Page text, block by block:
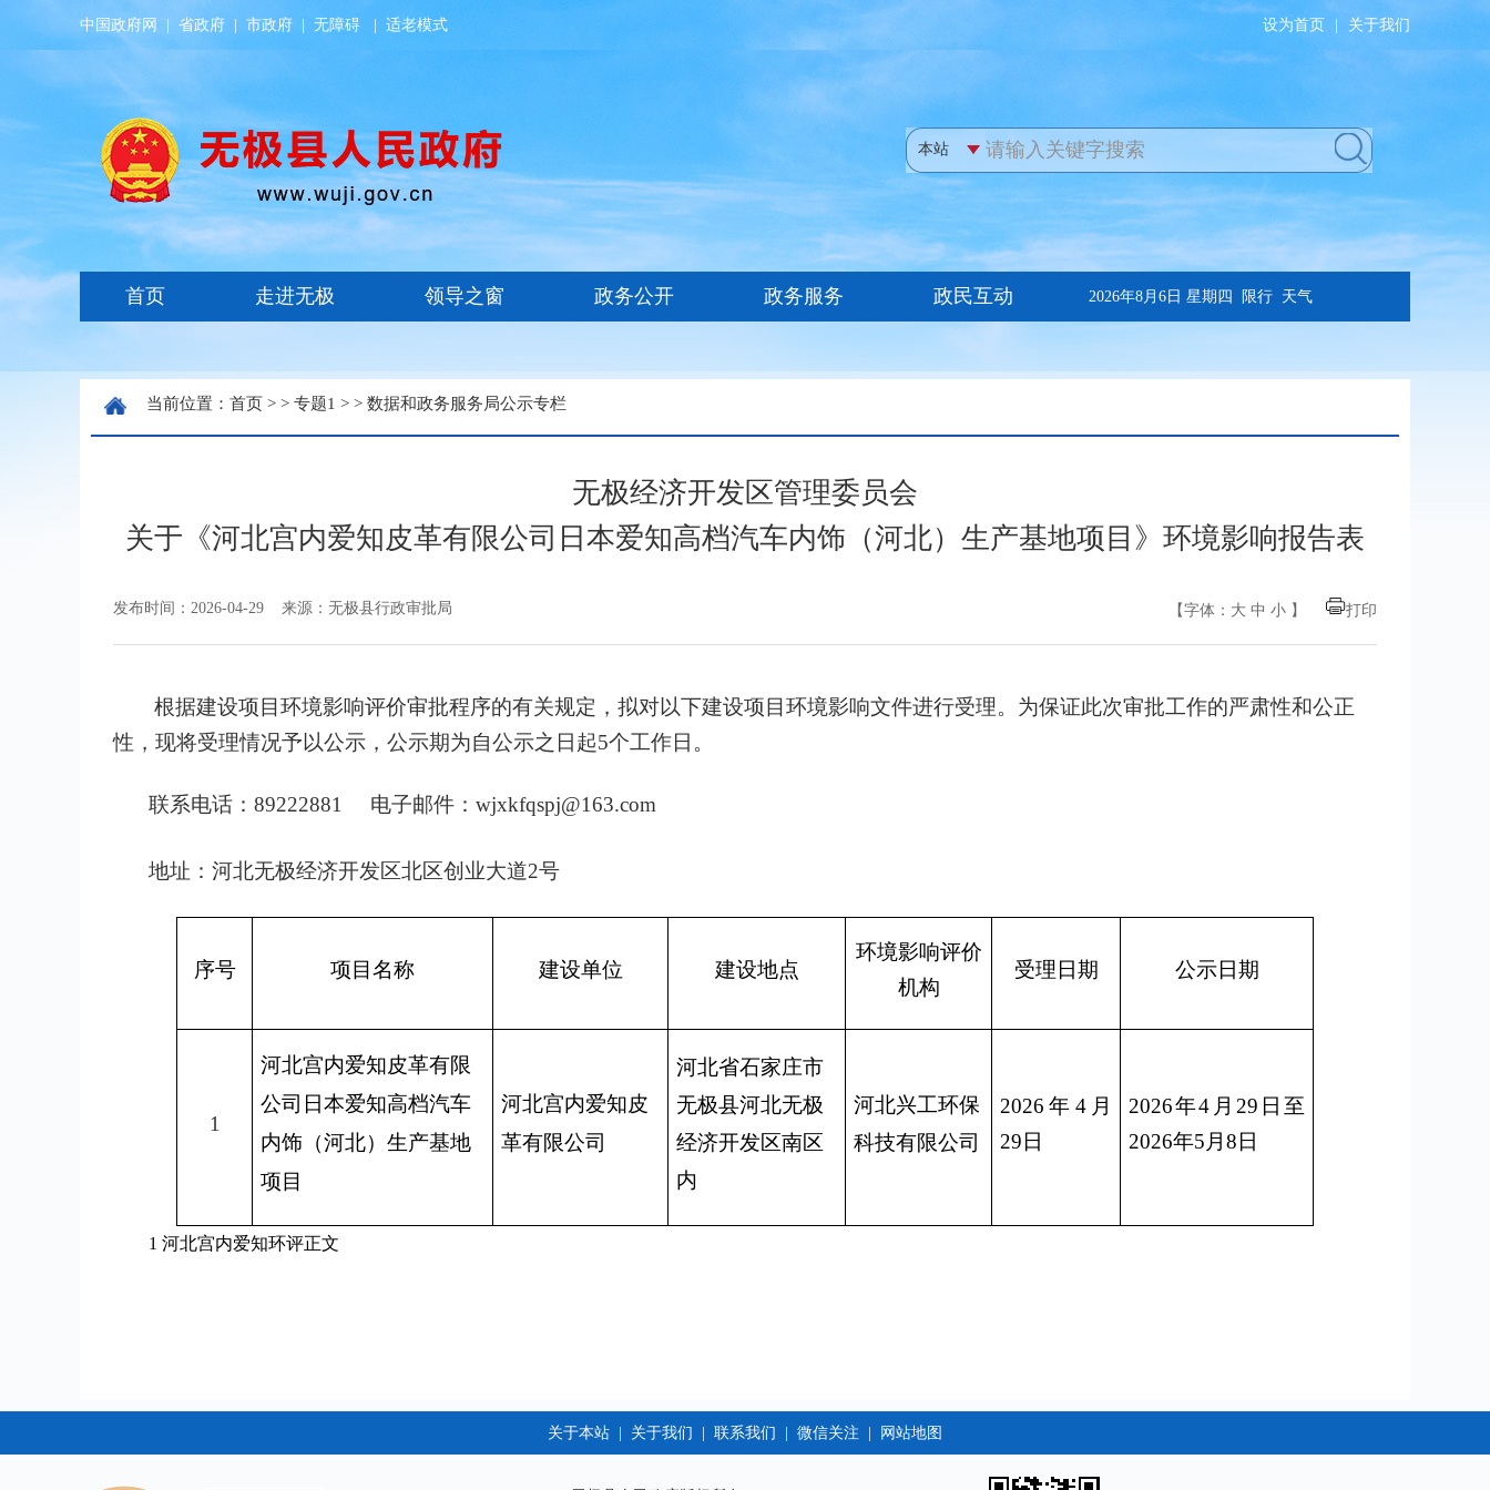
中国政府网 省政府 市政府 无障碍 适老模式 设为首页 关于我们
当前位置： 首页 > > 专题1 > > 数据和政务服务局公示专栏
无极经济开发区管理委员会
关于《河北宫内爱知皮革有限公司日本爱知高档汽车内饰（河北）生产基地项目》环境影响报告表
发布时间：2026-04-29 来源：无极县行政审批局 【字体： 大 中 小 】 打印
根据建设项目环境影响评价审批程序的有关规定，拟对以下建设项目环境影响文件进行受理。为保证此次审批工作的严肃性和公正
性，现将受理情况予以公示，公示期为自公示之日起5个工作日。
联系电话： 89222881 电子邮件： wjxkfqspj@163.com
地址： 河北无极经济开发区北区创业大道2号
序号 项目名称 建设单位 建设地点
环境影响评价
机构
受理日期 公示日期
1
河北宫内爱知皮革有限
公司日本爱知高档汽车
内饰（河北）生产基地
项目
河北宫内爱知皮
革有限公司
河北省石家庄市
无极县河北无极
经济开发区南区
内
河北兴工环保
科技有限公司
2026年4月
29日
2026年4月29 日至
2026年5月8日
1 河北宫内爱知环评正文